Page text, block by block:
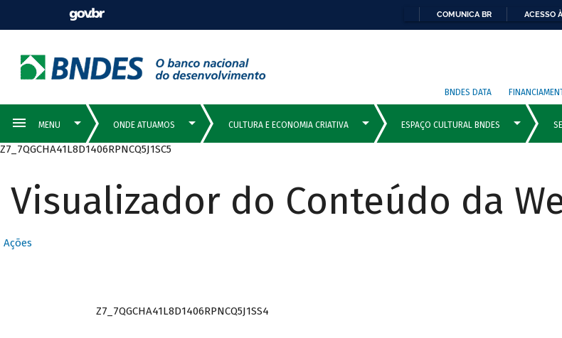
COMUNICA BR ACESSO
BNDES DATA
Z7_7QGCHA41L8D1406RPNCQ5J1SC5
Visualizador do Conteúdo da
Ações
Z7_7QGCHA41L8D1406RPNCQ5J1SS4